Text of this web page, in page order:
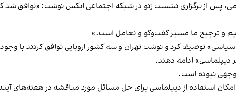
پس از برگزاری نشست ژنو در شبکه اجتماعی ایکس نوشت: «توافق شد که
و ترجیح ما مسیر گفت‌وگو و تعامل است.»
توصیف کرد و نوشت تهران و سه کشور اروپایی توافق کردند با
دیپلماسی» ادامه دهند.
نبوده است.
استفاده از دیپلماسی برای حل مسائل مورد مناقشه در هفته‌های